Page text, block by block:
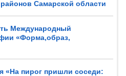
Самарской области
Международный
«Форма,образ,
«На пирог пришли соседи: